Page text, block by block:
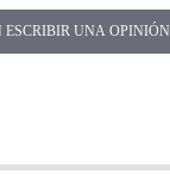
ESCRIBIR UNA OPINIÓN